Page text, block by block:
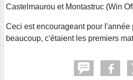
Castelmaurou et Montastruc (Win
Ceci est encourageant pour l'année
beaucoup, c'étaient les premiers